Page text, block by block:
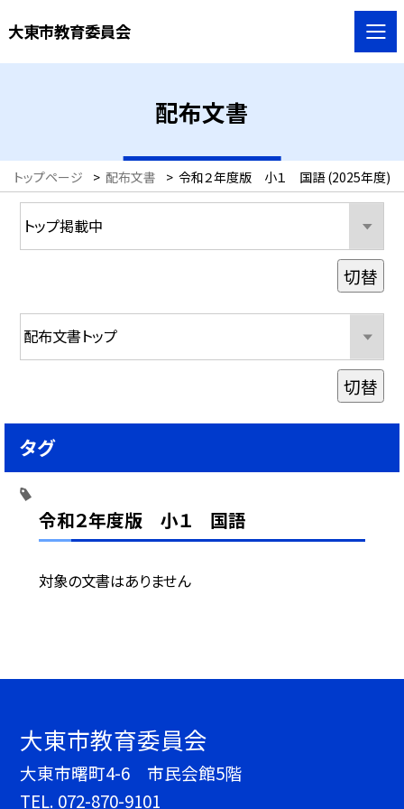
大東市教育委員会
配布文書
トップページ > 配布文書 > 令和２年度版 小１ 国語 (2025年度)
令和２年度版 小１ 国語
対象の文書はありません
切替
切替
タグ
大東市教育委員会
大東市曙町4-6 市民会館5階
TEL. 072-870-9101